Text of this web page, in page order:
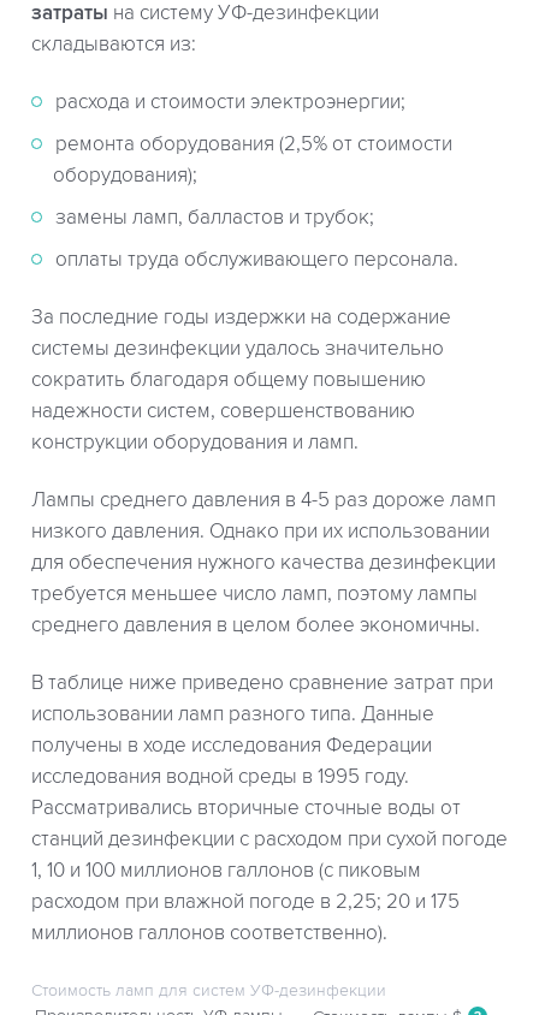
затраты на систему УФ-дезинфекции
складываются из:
расхода и стоимости электроэнергии;
ремонта оборудования (2,5% от стоимости
оборудования);
замены ламп, балластов и трубок;
оплаты труда обслуживающего персонала.
За последние годы издержки на содержание
системы дезинфекции удалось значительно
сократить благодаря общему повышению
надежности систем, совершенствованию
конструкции оборудования и ламп.
Лампы среднего давления в 4-5 раз дороже ламп
низкого давления. Однако при их использовании
для обеспечения нужного качества дезинфекции
требуется меньшее число ламп, поэтому лампы
среднего давления в целом более экономичны.
В таблице ниже приведено сравнение затрат при
использовании ламп разного типа. Данные
получены в ходе исследования Федерации
исследования водной среды в 1995 году.
Рассматривались вторичные сточные воды от
станций дезинфекции с расходом при сухой погоде
1, 10 и 100 миллионов галлонов (с пиковым
расходом при влажной погоде в 2,25; 20 и 175
миллионов галлонов соответственно).
Стоимость ламп для систем УФ-дезинфекции